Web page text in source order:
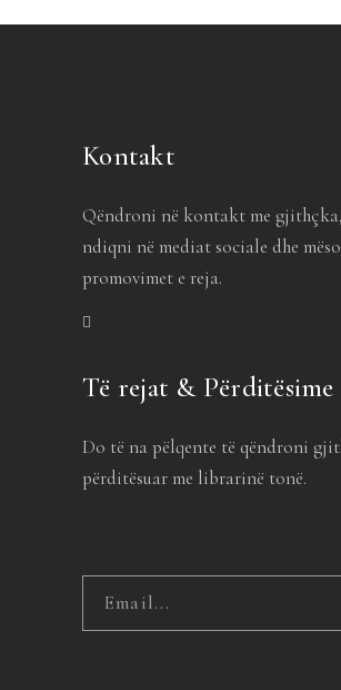
Kontakt
Qëndroni në kontakt me
ndiqni në mediat sociale dhe
promovimet e reja.
Të rejat & Përditësime
Do të na pëlqente të qëndroni
përditësuar me librarinë tonë.